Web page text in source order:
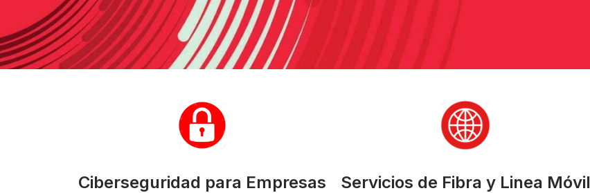
Ciberseguridad para Empresas Servicios de Fibra y Linea Móvil